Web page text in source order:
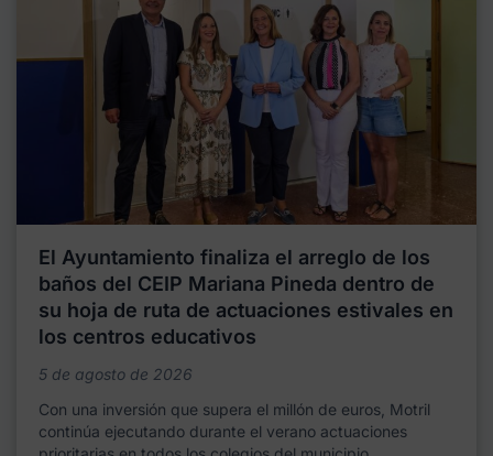
El Ayuntamiento finaliza el arreglo de los
baños del CEIP Mariana Pineda dentro de
su hoja de ruta de actuaciones estivales en
los centros educativos
5 de agosto de 2026
Con una inversión que supera el millón de euros, Motril
continúa ejecutando durante el verano actuaciones